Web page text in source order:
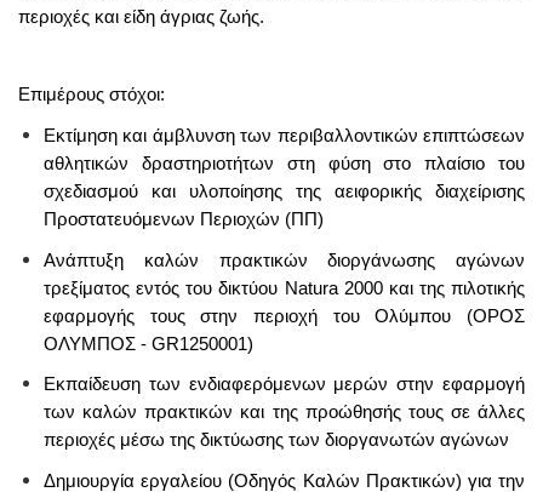
περιοχές και είδη άγριας ζωής.
Επιμέρους στόχοι:
Εκτίμηση και άμβλυνση των περιβαλλοντικών επιπτώσεων
αθλητικών δραστηριοτήτων στη φύση στο πλαίσιο του
σχεδιασμού και υλοποίησης της αειφορικής διαχείρισης
Προστατευόμενων Περιοχών (ΠΠ)
Aνάπτυξη καλών πρακτικών διοργάνωσης αγώνων
τρεξίματος εντός του δικτύου Natura 2000 και της πιλοτικής
εφαρμογής τους στην περιοχή του Ολύμπου (ΟΡΟΣ
ΟΛΥΜΠΟΣ - GR1250001)
Eκπαίδευση των ενδιαφερόμενων μερών στην εφαρμογή
των καλών πρακτικών και της προώθησής τους σε άλλες
περιοχές μέσω της δικτύωσης των διοργανωτών αγώνων
Δημιουργία εργαλείου (Οδηγός Καλών Πρακτικών) για την